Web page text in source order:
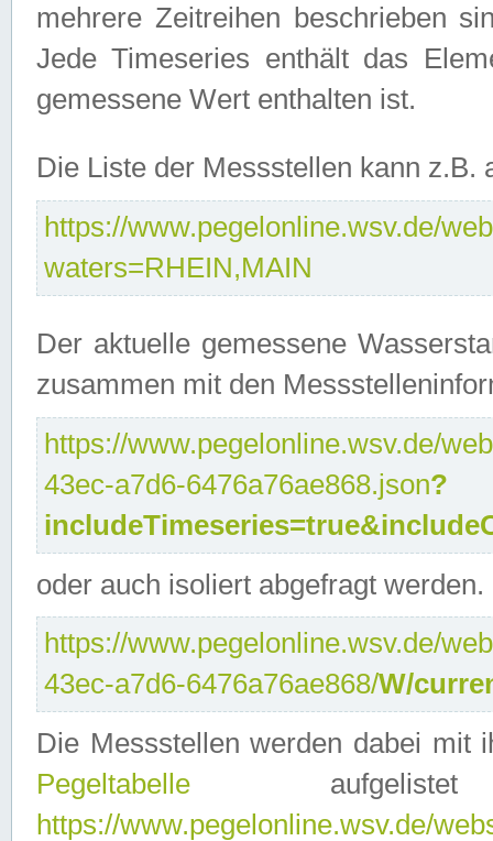
mehrere Zeitreihen beschrieben
Jede Timeseries enthält das
gemessene Wert enthalten ist.
Die Liste der Messstellen kann
https://www.pegelonline.wsv.de/
waters=RHEIN,MAIN
Der aktuelle gemessene
zusammen mit den
https://www.pegelonline.wsv.de/
43ec-a7d6-6476a76ae868.json?
oder auch isoliert abgefragt werden.
https://www.pegelonline.wsv.de/
43ec-a7d6-6476a76ae868/W/
Die Messstellen werden dabei mit
Pegeltabelle
https://www.pegelonline.wsv.de/